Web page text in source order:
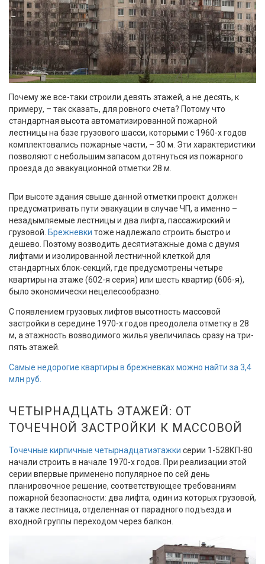
Почему же все-таки строили девять этажей, а не десять, к
примеру, – так сказать, для ровного счета? Потому что
стандартная высота автоматизированной пожарной
лестницы на базе грузового шасси, которыми с 1960-х годов
комплектовались пожарные части, – 30 м. Эти характеристики
позволяют с небольшим запасом дотянуться из пожарного
проезда до эвакуационной отметки 28 м.
При высоте здания свыше данной отметки проект должен
предусматривать пути эвакуации в случае ЧП, а именно –
незадымляемые лестницы и два лифта, пассажирский и
грузовой. Брежневки тоже надлежало строить быстро и
дешево. Поэтому возводить десятиэтажные дома с двумя
лифтами и изолированной лестничной клеткой для
стандартных блок-секций, где предусмотрены четыре
квартиры на этаже (602-я серия) или шесть квартир (606-я),
было экономически нецелесообразно.
С появлением грузовых лифтов высотность массовой
застройки в середине 1970-х годов преодолела отметку в 28
м, а этажность возводимого жилья увеличилась сразу на три-
пять этажей.
Самые недорогие квартиры в брежневках можно найти за 3,4
млн руб.
ЧЕТЫРНАДЦАТЬ ЭТАЖЕЙ: ОТ
ТОЧЕЧНОЙ ЗАСТРОЙКИ К МАССОВОЙ
Точечные кирпичные четырнадцатиэтажки серии 1-528КП-80
начали строить в начале 1970-х годов. При реализации этой
серии впервые применено популярное по сей день
планировочное решение, соответствующее требованиям
пожарной безопасности: два лифта, один из которых грузовой,
а также лестница, отделенная от парадного подъезда и
входной группы переходом через балкон.